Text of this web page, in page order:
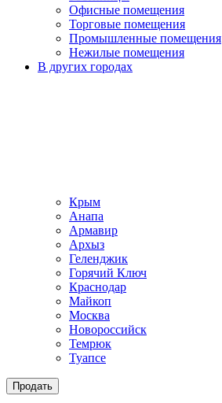
Офисные помещения
Торговые помещения
Промышленные помещения
Нежилые помещения
В других городах
Крым
Анапа
Армавир
Архыз
Геленджик
Горячий Ключ
Краснодар
Майкоп
Москва
Новороссийск
Темрюк
Туапсе
Продать